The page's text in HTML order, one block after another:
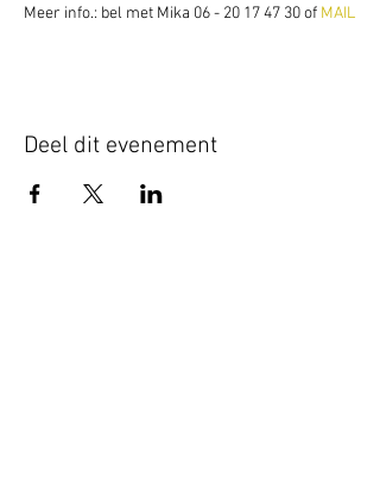
Meer info.: bel met Mika 06 - 20 17 47 30 of MAIL
Deel dit evenement